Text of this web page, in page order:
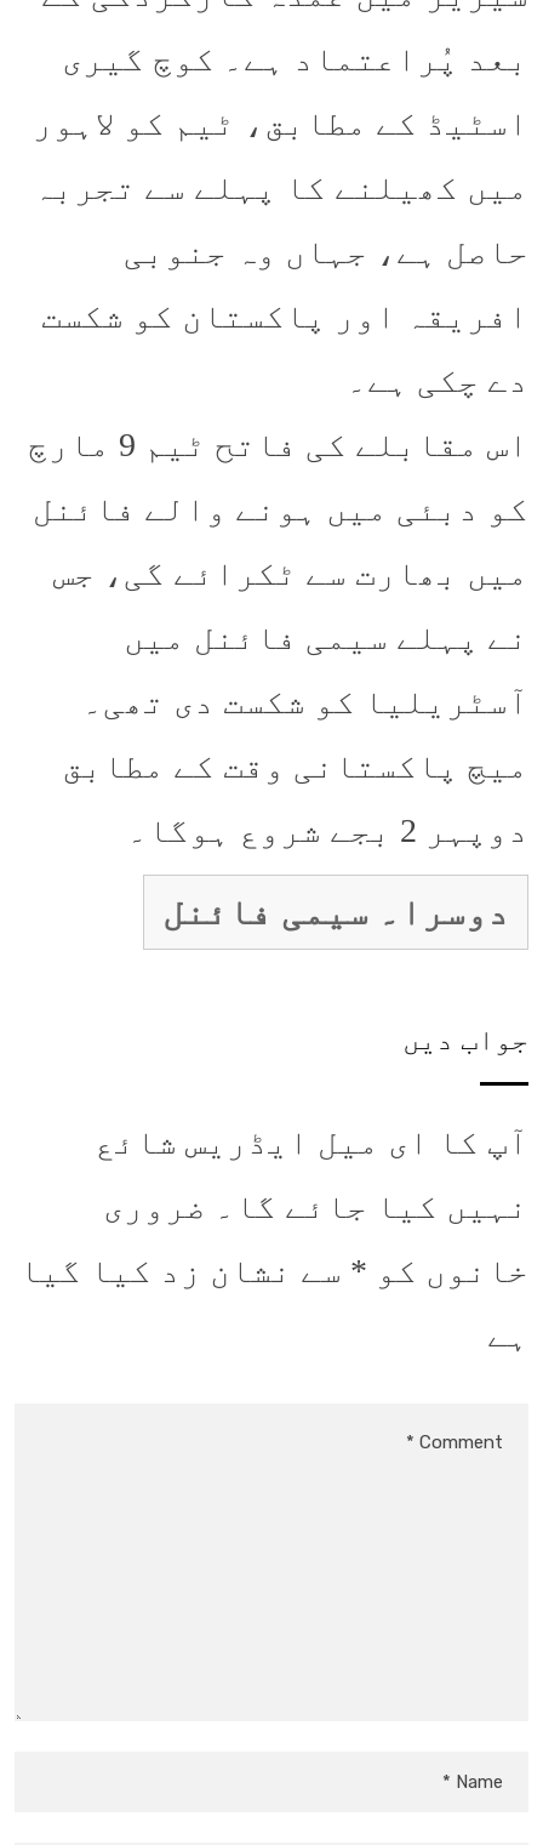
بعد پُراعتماد ہے۔ کوچ گیری
اسٹیڈ کے مطابق، ٹیم کو لاہور
میں کھیلنے کا پہلے سے تجربہ
حاصل ہے، جہاں وہ جنوبی
افریقہ اور پاکستان کو شکست
دے چکی ہے۔
اس مقابلے کی فاتح ٹیم 9 مارچ
کو دبئی میں ہونے والے فائنل
میں بھارت سے ٹکرائے گی، جس
نے پہلے سیمی فائنل میں
آسٹریلیا کو شکست دی تھی۔
میچ پاکستانی وقت کے مطابق
دوپہر 2 بجے شروع ہوگا۔
دوسرا۔ سیمی فائنل
جواب دیں
آپ کا ای میل ایڈریس شائع
نہیں کیا جائے گا۔ ضروری
خانوں کو * سے نشان زد کیا گیا
ہے